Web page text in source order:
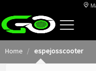
Home espejosscooter